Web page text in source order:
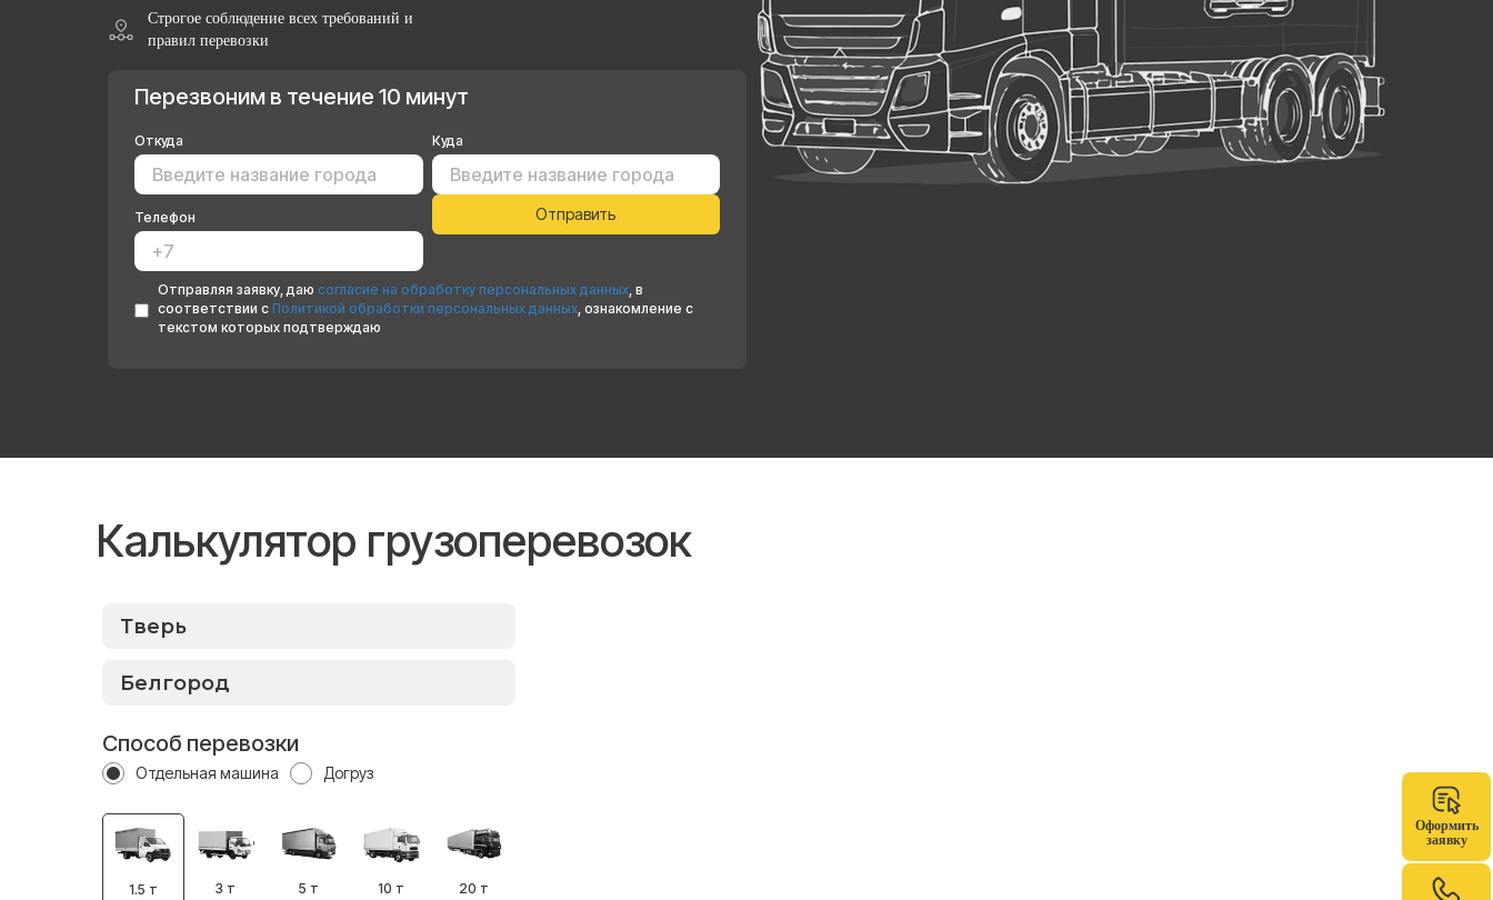
Оформить
заявку
Строгое соблюдение всех требований и
правил перевозки
Перезвоним в течение 10 минут
Откуда Куда
Телефон
Отправляя заявку, даю согласие на обработку персональных данных, в
соответствии с Политикой обработки персональных данных, ознакомление с
текстом которых подтверждаю
Калькулятор грузоперевозок
Способ перевозки
Отдельная машина Догруз
1.5 т 3 т 5 т 10 т 20 т